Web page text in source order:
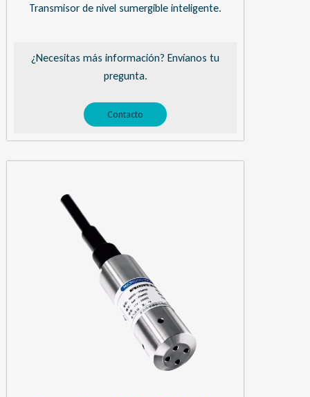
Transmisor de nivel sumergible inteligente.
¿Necesitas más información? Envíanos tu
pregunta.
Contacto